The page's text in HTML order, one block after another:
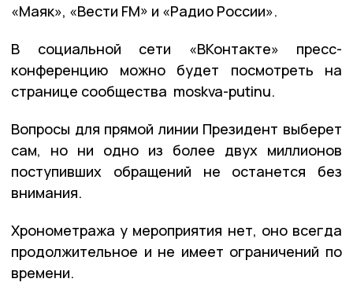
«Маяк», «Вести FM» и «Радио России».
В социальной сети «ВКонтакте» пресс-
конференцию можно будет посмотреть на
странице сообщества moskva-putinu.
Вопросы для прямой линии Президент выберет
сам, но ни одно из более двух миллионов
поступивших обращений не останется без
внимания.
Хронометража у мероприятия нет, оно всегда
продолжительное и не имеет ограничений по
времени.